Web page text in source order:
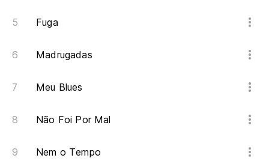
Fuga
Madrugadas
Meu Blues
Não Foi Por Mal
Nem o Tempo